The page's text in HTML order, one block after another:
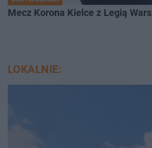
Mecz Korona Kielce z Legią
LOKALNIE: